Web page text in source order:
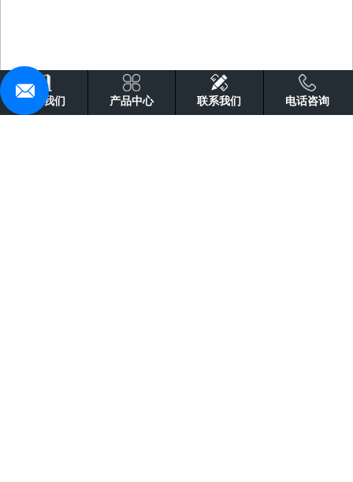
关于我们 产品中心 联系我们 电话咨询